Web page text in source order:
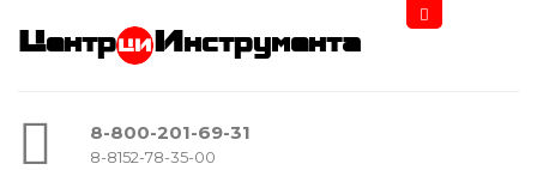
Центр Инструмента
8-800-201-69-31
8-8152-78-35-00